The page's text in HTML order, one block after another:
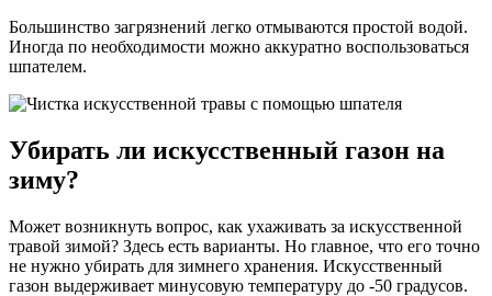
Большинство загрязнений легко отмываются простой водой.
Иногда по необходимости можно аккуратно воспользоваться
шпателем.
Убирать ли искусственный газон на
зиму?
Может возникнуть вопрос, как ухаживать за искусственной
травой зимой? Здесь есть варианты. Но главное, что его точно
не нужно убирать для зимнего хранения. Искусственный
газон выдерживает минусовую температуру до -50 градусов.